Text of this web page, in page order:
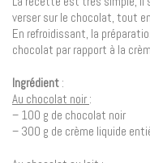
verser sur le chocolat, tout
En refroidissant, la
chocolat par rapport à la
Ingrédient :
Au chocolat noir :
– 100 g de chocolat noir
– 300 g de crème liquide